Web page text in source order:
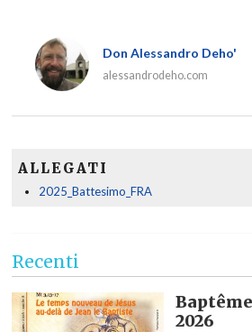
Don Alessandro Deho'
alessandrodeho.com
ALLEGATI
2025_Battesimo_FRA
Recenti
2026